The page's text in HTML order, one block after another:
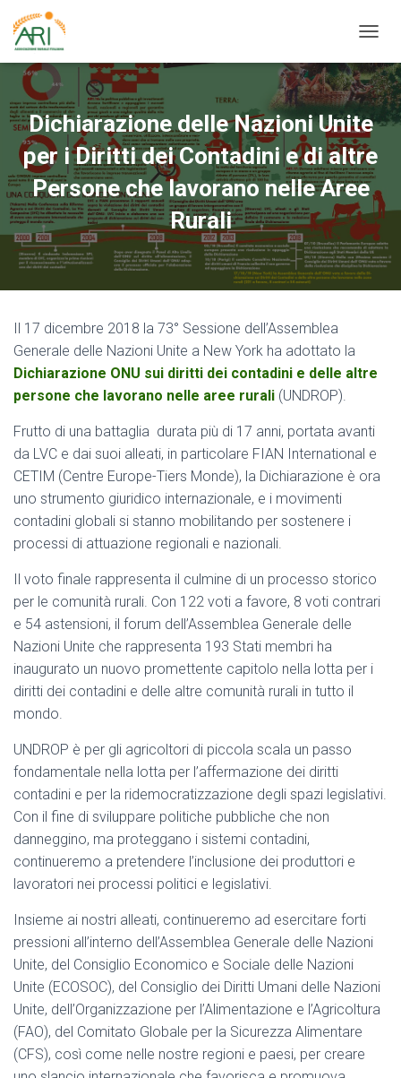
A
V
A
Z
I
O
N
E
T
O
G
Dichiarazione delle Nazioni Unite
per i Diritti dei Contadini e di altre
Persone che lavorano nelle Aree
Rurali
Il 17 dicembre 2018 la 73° Sessione dell’Assemblea
Generale delle Nazioni Unite a New York ha adottato la
Dichiarazione ONU sui diritti dei contadini e delle altre
persone che lavorano nelle aree rurali (UNDROP).
Frutto di una battaglia durata più di 17 anni, portata avanti
da LVC e dai suoi alleati, in particolare FIAN International e
CETIM (Centre Europe-Tiers Monde), la Dichiarazione è ora
uno strumento giuridico internazionale, e i movimenti
contadini globali si stanno mobilitando per sostenere i
processi di attuazione regionali e nazionali.
Il voto finale rappresenta il culmine di un processo storico
per le comunità rurali. Con 122 voti a favore, 8 voti contrari
e 54 astensioni, il forum dell’Assemblea Generale delle
Nazioni Unite che rappresenta 193 Stati membri ha
inaugurato un nuovo promettente capitolo nella lotta per i
diritti dei contadini e delle altre comunità rurali in tutto il
mondo.
UNDROP è per gli agricoltori di piccola scala un passo
fondamentale nella lotta per l’affermazione dei diritti
contadini e per la ridemocratizzazione degli spazi legislativi.
Con il fine di sviluppare politiche pubbliche che non
danneggino, ma proteggano i sistemi contadini,
continueremo a pretendere l’inclusione dei produttori e
lavoratori nei processi politici e legislativi.
Insieme ai nostri alleati, continueremo ad esercitare forti
pressioni all’interno dell’Assemblea Generale delle Nazioni
Unite, del Consiglio Economico e Sociale delle Nazioni
Unite (ECOSOC), del Consiglio dei Diritti Umani delle Nazioni
Unite, dell’Organizzazione per l’Alimentazione e l’Agricoltura
(FAO), del Comitato Globale per la Sicurezza Alimentare
(CFS), così come nelle nostre regioni e paesi, per creare